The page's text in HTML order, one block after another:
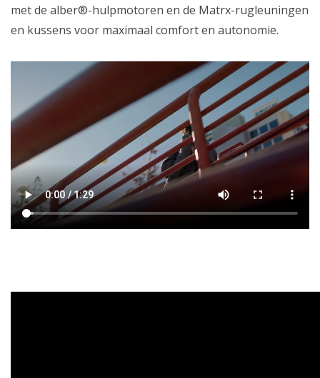
met de alber®-hulpmotoren en de Matrx-rugleuningen
en kussens voor maximaal comfort en autonomie.